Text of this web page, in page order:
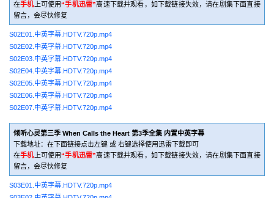
在手机上可使用“手机迅雷”高速下载并观看，如下载链接失效，请在剧集下面直接
留言，会尽快修复
S02E01.中英字幕.HDTV.720p.mp4
S02E02.中英字幕.HDTV.720p.mp4
S02E03.中英字幕.HDTV.720p.mp4
S02E04.中英字幕.HDTV.720p.mp4
S02E05.中英字幕.HDTV.720p.mp4
S02E06.中英字幕.HDTV.720p.mp4
S02E07.中英字幕.HDTV.720p.mp4
倾听心灵第三季 When Calls the Heart 第3季全集 内置中英字幕
下载地址：在下面链接点击左键 或 右键选择使用迅雷下载即可
在手机上可使用“手机迅雷”高速下载并观看，如下载链接失效，请在剧集下面直接
留言，会尽快修复
S03E01.中英字幕.HDTV.720p.mp4